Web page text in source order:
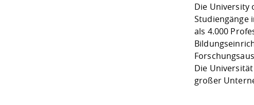
Die University
Studiengänge
als 4.000
Die
großer